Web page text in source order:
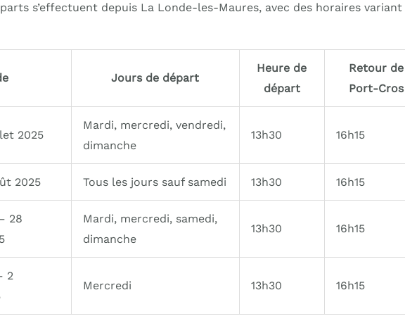
s’effectuent depuis La Londe-les-Maures, avec des horaires variant
Jours de départ
Heure de
départ
Retour de
Port-Cros
2025
Mardi, mercredi, vendredi,
dimanche
13h30 16h15
2025 Tous les jours sauf samedi 13h30 16h15
28
Mardi, mercredi, samedi,
dimanche
13h30 16h15
2
Mercredi 13h30 16h15